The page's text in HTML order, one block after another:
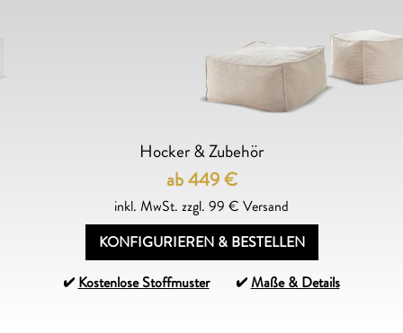
Hocker & Zubehör
ab 449€
inkl. MwSt. zzgl. 99 € Versand
KONFIGURIEREN & BESTELLEN
Kostenlose Stoffmuster
Maße & Details